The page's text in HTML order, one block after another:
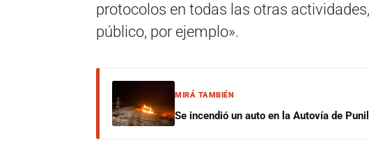
protocolos en todas las otras
público, por ejemplo».
MIRÁ TAMBIÉN
Se incendió un auto en la Autovía de